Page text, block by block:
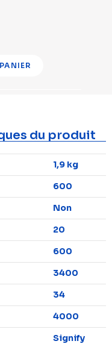
du produit
1,9 kg
600
Non
20
600
3400
34
4000
Signify